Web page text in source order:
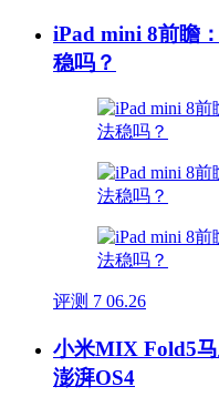
iPad mini 8前瞻
稳吗？
评测 7 06.26
小米MIX Fold5马
澎湃OS4